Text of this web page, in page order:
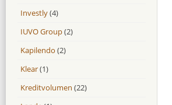
Investly(4)
IUVO Group(2)
Kapilendo (2)
Klear(1)
Kreditvolumen (22)